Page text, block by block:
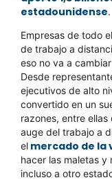
estadounidense.
Empresas de todo
de trabajo a
eso no va a
Desde
ejecutivos de alto
convertido en un
razones, entre
auge del trabajo a
el mercado de la
hacer las maletas
incluso a otro